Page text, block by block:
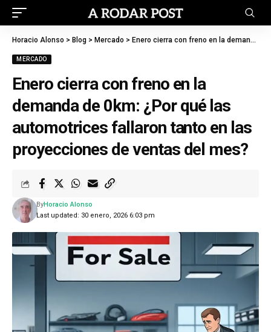
Horacio Alonso > Blog > Mercado > Enero cierra con freno en la demanda de 0km: ¿Por qué las automotrices fallaron tanto en las proyecciones de ventas del mes?
MERCADO
Enero cierra con freno en la
demanda de 0km: ¿Por qué las
automotrices fallaron tanto en las
proyecciones de ventas del mes?
Last updated: 30 enero, 2026 6:03 pm
ByHoracio Alonso